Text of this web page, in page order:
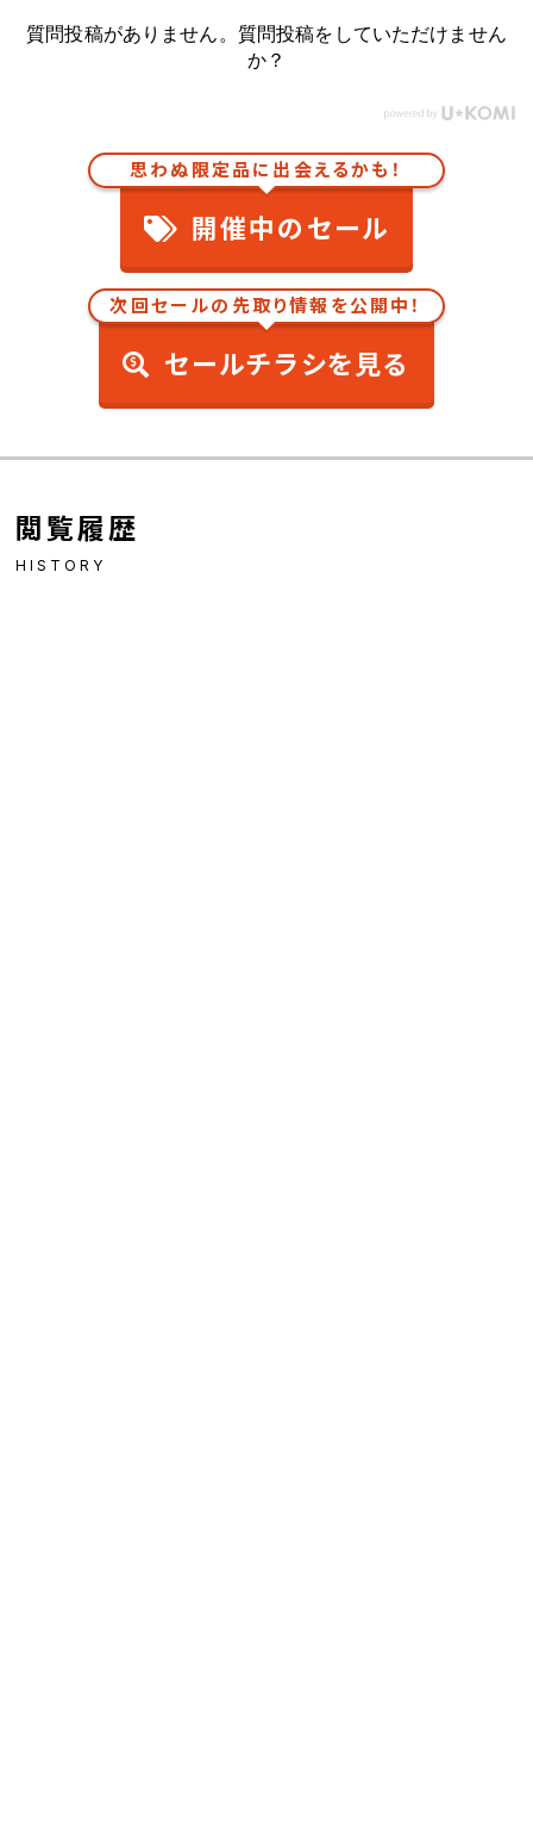
質問投稿がありません。質問投稿をしていただけません
か？
思わぬ限定品に出会えるかも！
開催中のセール
次回セールの先取り情報を公開中！
セールチラシを見る
閲覧履歴
HISTORY